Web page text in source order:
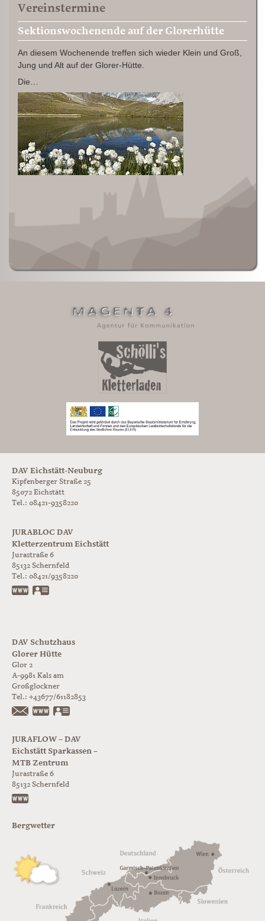
Vereinstermine
Sektionswochenende auf der Glorerhütte
An diesem Wochenende treffen sich wieder Klein und Groß,
Jung und Alt auf der Glorer-Hütte.
Die…
DAV Eichstätt-Neuburg
Kipfenberger Straße 25
85072 Eichstätt
Tel.: 08421-9358220
JURABLOC DAV
Kletterzentrum Eichstätt
Jurastraße 6
85132 Schernfeld
Tel.: 08421/9358220
www.jurabloc.de
DAV Schutzhaus
Glorer Hütte
Glor 2
A-9981 Kals am
Großglockner
Tel.: +43677/61182853
https://www.glorer-huette.at/
JURAFLOW – DAV
Eichstätt Sparkassen –
MTB Zentrum
Jurastraße 6
85132 Schernfeld
Bergwetter